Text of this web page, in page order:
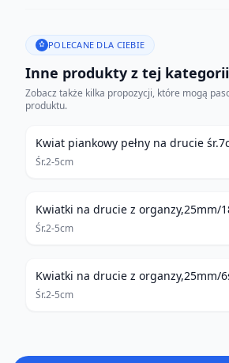
POLECANE DLA CIEBIE
Inne produkty z tej kategorii
Zobacz także kilka propozycji, które mogą
produktu.
Kwiat piankowy pełny na drucie
Śr.2-5cm
Kwiatki na drucie z organzy,25mm/
Śr.2-5cm
Kwiatki na drucie z organzy,25mm/
Śr.2-5cm